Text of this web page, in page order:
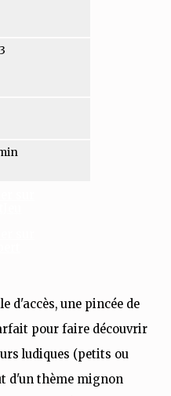
d'accès, une pincée de
pour faire découvrir
ludiques (petits ou
d'un thème mignon